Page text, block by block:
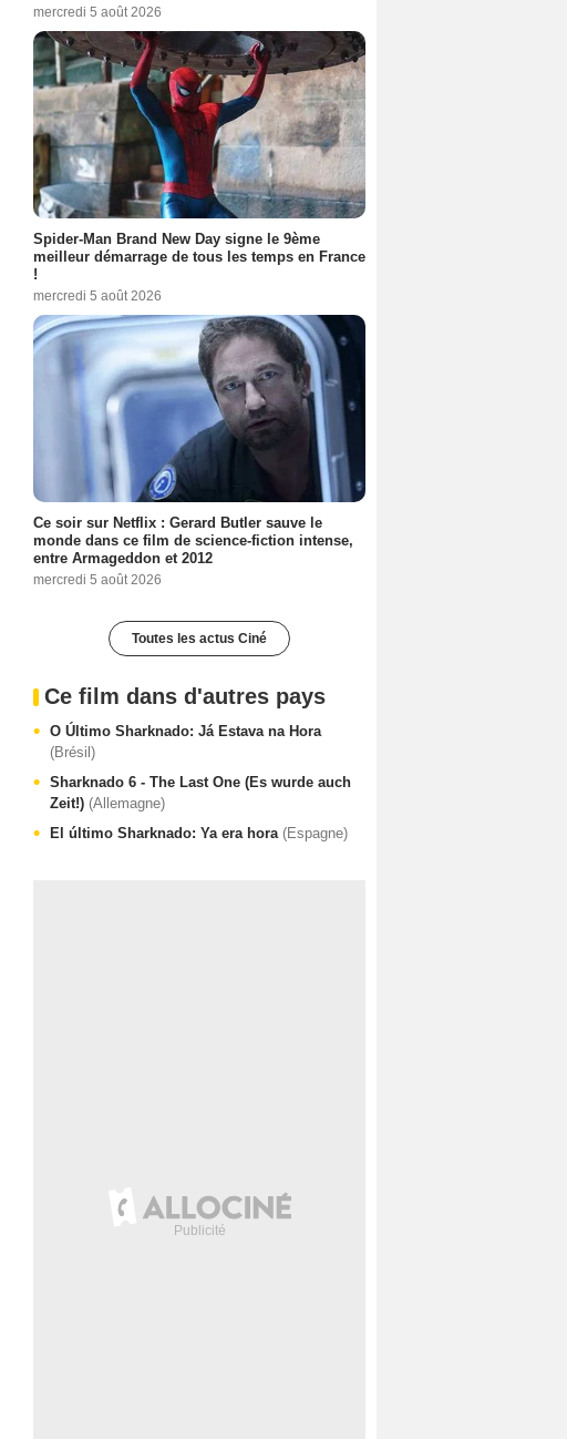
mercredi 5 août 2026
Spider-Man Brand New Day signe le 9ème
meilleur démarrage de tous les temps en France
!
mercredi 5 août 2026
Ce soir sur Netflix : Gerard Butler sauve le
monde dans ce film de science-fiction intense,
entre Armageddon et 2012
mercredi 5 août 2026
Toutes les actus Ciné
Ce film dans d'autres pays
O Último Sharknado: Já Estava na Hora
(Brésil)
Sharknado 6 - The Last One (Es wurde auch
Zeit!) (Allemagne)
El último Sharknado: Ya era hora (Espagne)